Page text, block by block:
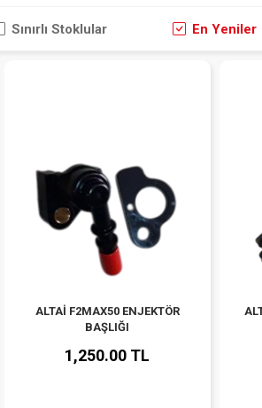
Sınırlı Stoklular En Yeniler
ALTAİ F2MAX50 ENJEKTÖR
BAŞLIĞI
1,250.00 TL